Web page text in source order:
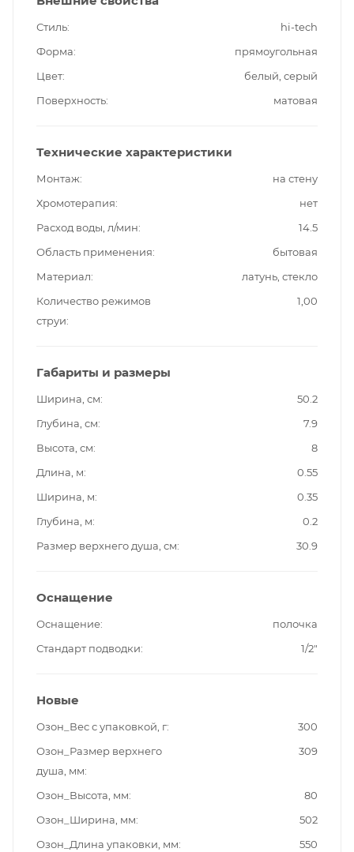
Стиль
hi-tech
Форма
прямоугольная
Цвет
белый, серый
Поверхность
матовая
Технические характеристики
Монтаж
на стену
Хромотерапия
нет
Расход воды, л/мин
14.5
Область применения
бытовая
Материал
латунь, стекло
Количество режимов
струи
1,00
Габариты и размеры
Ширина, см
50.2
Глубина, см
7.9
Высота, см
8
Длина, м
0.55
Ширина, м
0.35
Глубина, м
0.2
Размер верхнего душа, см
30.9
Оснащение
Оснащение
полочка
Стандарт подводки
1/2"
Новые
Озон_Вес с упаковкой, г
300
Озон_Размер верхнего
душа, мм
309
Озон_Высота, мм
80
Озон_Ширина, мм
502
Озон_Длина упаковки, мм
550